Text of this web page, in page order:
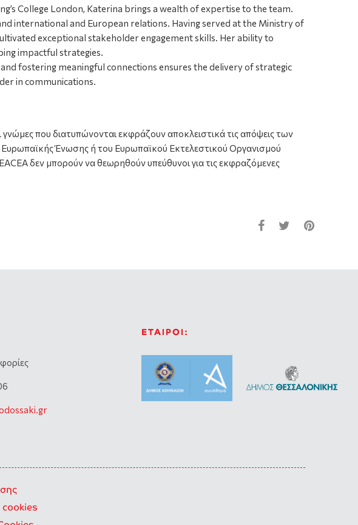
College London, Katerina brings a wealth of expertise to the team.
international and European relations. Having served at the Ministry of
exceptional stakeholder engagement skills. Her ability to
impactful strategies.
fostering meaningful connections ensures the delivery of strategic
in communications.
που διατυπώνονται εκφράζουν αποκλειστικά τις απόψεις των
Ένωσης ή του Ευρωπαϊκού Εκτελεστικού Οργανισμού
δεν μπορούν να θεωρηθούν υπεύθυνοι για τις εκφραζόμενες
ΕΤΑΙΡΟΙ:
cookies